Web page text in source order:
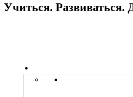
Учиться. Развиваться.